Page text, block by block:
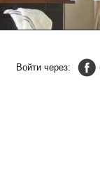
Войти через: